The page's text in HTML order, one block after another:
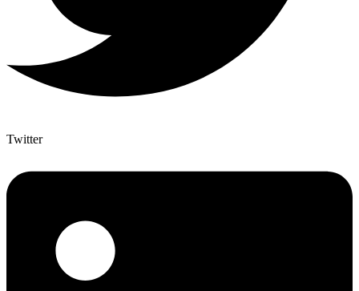
Twitter